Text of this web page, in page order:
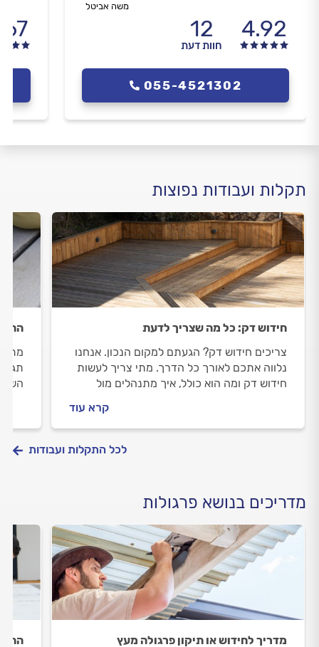
4.92
12
חוות דעת
משה אביטל
055-4521302
תקלות ועבודות נפוצות
חידוש דק: כל מה שצריך לדעת
צריכים חידוש דק? הגעתם למקום הנכון. אנחנו
נלווה אתכם לאורך כל הדרך. מתי צריך לעשות
חידוש דק ומה הוא כולל, איך מתנהלים מול
קרא עוד
לכל התקלות ועבודות
מדריכים בנושא פרגולות
מדריך לחידוש או תיקון פרגולה מעץ